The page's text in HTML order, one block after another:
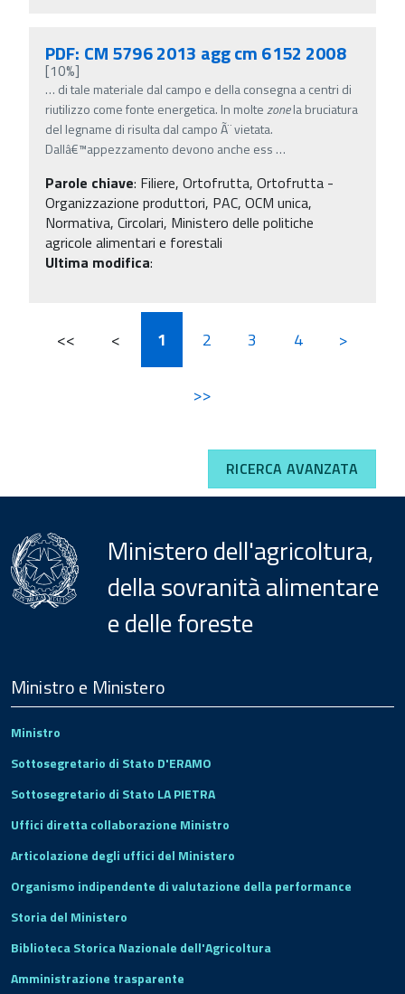
PDF: CM 5796 2013 agg cm 6152 2008
[10%]
… di tale materiale dal campo e della consegna a centri di
riutilizzo come fonte energetica. In moltezonela bruciatura
del legname di risulta dal campo Ã¨ vietata.
Dallâ€™appezzamento devono anche ess …
Parole chiave: Filiere, Ortofrutta, Ortofrutta -
Organizzazione produttori, PAC, OCM unica,
Normativa, Circolari, Ministero delle politiche
agricole alimentari e forestali
Ultima modifica:
<< < 1 2 3 4 >
>>
RICERCA AVANZATA
Ministero dell'agricoltura,
della sovranità alimentare
e delle foreste
Footer
Ministro e Ministero
Ministro
Sottosegretario di Stato D'ERAMO
Sottosegretario di Stato LA PIETRA
Uffici diretta collaborazione Ministro
Articolazione degli uffici del Ministero
Organismo indipendente di valutazione della performance
Storia del Ministero
Biblioteca Storica Nazionale dell'Agricoltura
Amministrazione trasparente